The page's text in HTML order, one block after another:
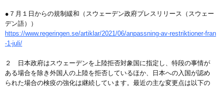
●７月１日からの規制緩和（スウェーデン政府プレスリリース（スウェー
デン語））
https://www.regeringen.se/artiklar/2021/06/anpassning-av-restriktioner-fran
-1-juli/
２ 日本政府はスウェーデンを上陸拒否対象国に指定し、特段の事情が
ある場合を除き外国人の上陸を拒否しているほか、日本への入国が認め
られた場合の検疫の強化は継続しています。最近の主な変更点は以下の